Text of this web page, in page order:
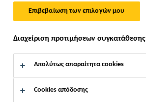
Επιβεβαίωση των επιλογών μου
Διαχείριση προτιμήσεων συγκατάθεσης
Απολύτως απαραίτητα cookies
Cookies απόδοσης